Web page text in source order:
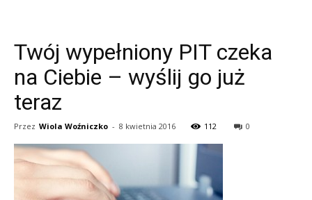
Twój wypełniony PIT czeka
na Ciebie – wyślij go już
teraz
Przez Wiola Woźniczko - 8 kwietnia 2016 112 0